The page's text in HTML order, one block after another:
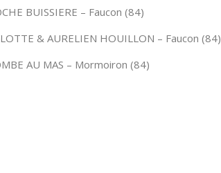
BUISSIERE – Faucon (84)
& AURELIEN HOUILLON – Faucon (84)
AU MAS – Mormoiron (84)